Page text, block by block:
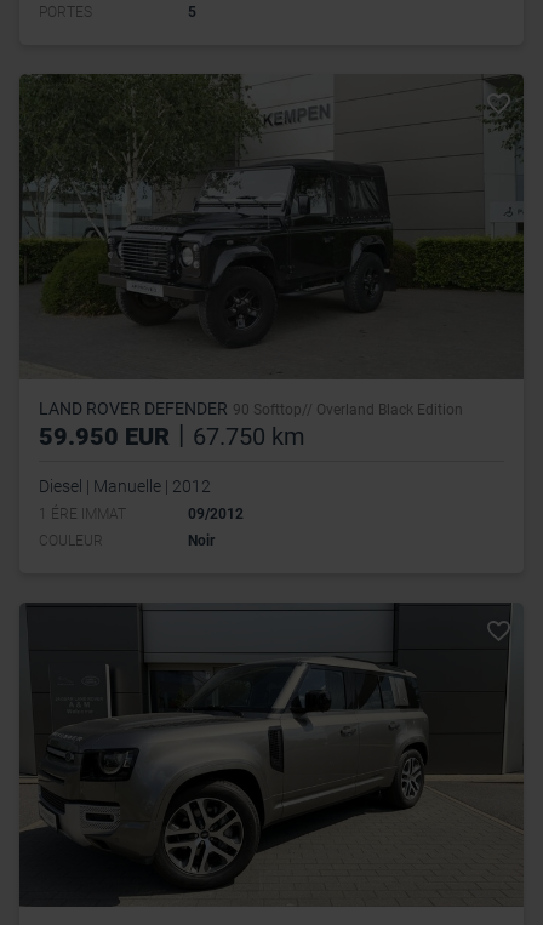
PORTES
5
LAND ROVER DEFENDER 90 Softtop// Overland Black Edition
59.950 EUR | 67.750 km
Diesel | Manuelle | 2012
1 ÉRE IMMAT
09/2012
COULEUR
Noir